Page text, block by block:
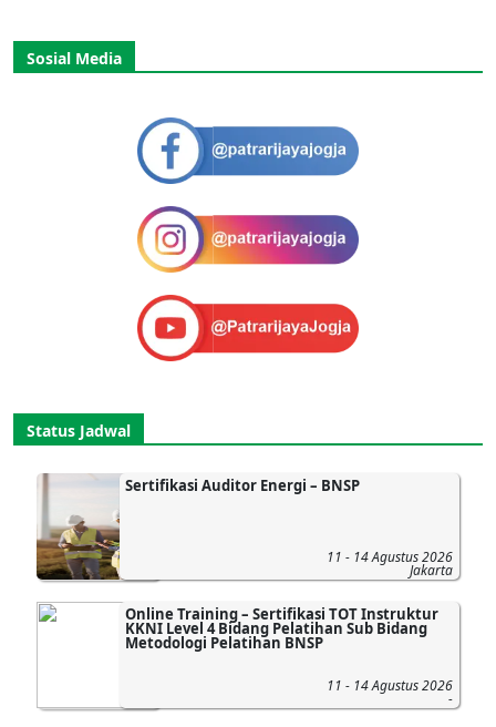
Sosial Media
Status Jadwal
Sertifikasi Auditor Energi – BNSP
11 - 14 Agustus 2026
Jakarta
Online Training – Sertifikasi TOT Instruktur
KKNI Level 4 Bidang Pelatihan Sub Bidang
Metodologi Pelatihan BNSP
11 - 14 Agustus 2026
-